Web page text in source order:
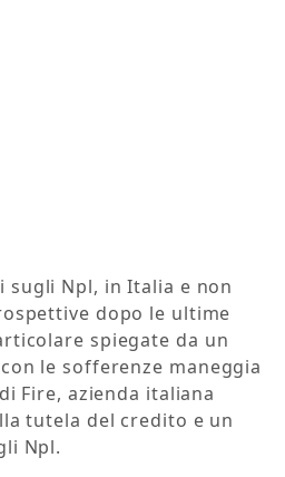
sugli Npl, in Italia e non
dopo le ultime
spiegate da un
le sofferenze maneggia
Fire, azienda italiana
tutela del credito e un
Npl.